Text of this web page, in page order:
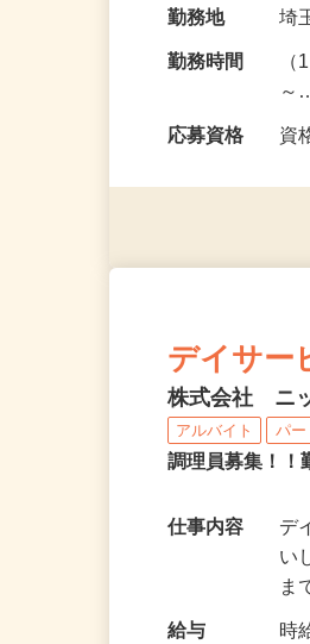
給与
勤務地
勤務時間
（
～
デイサー
株式会社 ニ
調理員募集！
デ
い